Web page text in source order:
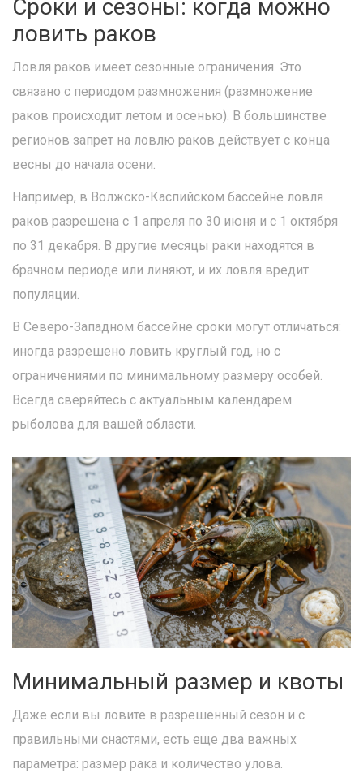
Сроки и сезоны: когда можно
ловить раков
Ловля раков имеет сезонные ограничения. Это
связано с периодом размножения (размножение
раков происходит летом и осенью). В большинстве
регионов запрет на ловлю раков действует с конца
весны до начала осени.
Например, в Волжско-Каспийском бассейне ловля
раков разрешена с 1 апреля по 30 июня и с 1 октября
по 31 декабря. В другие месяцы раки находятся в
брачном периоде или линяют, и их ловля вредит
популяции.
В Северо-Западном бассейне сроки могут отличаться:
иногда разрешено ловить круглый год, но с
ограничениями по минимальному размеру особей.
Всегда сверяйтесь с актуальным календарем
рыболова для вашей области.
Минимальный размер и квоты
Даже если вы ловите в разрешенный сезон и с
правильными снастями, есть еще два важных
параметра: размер рака и количество улова.